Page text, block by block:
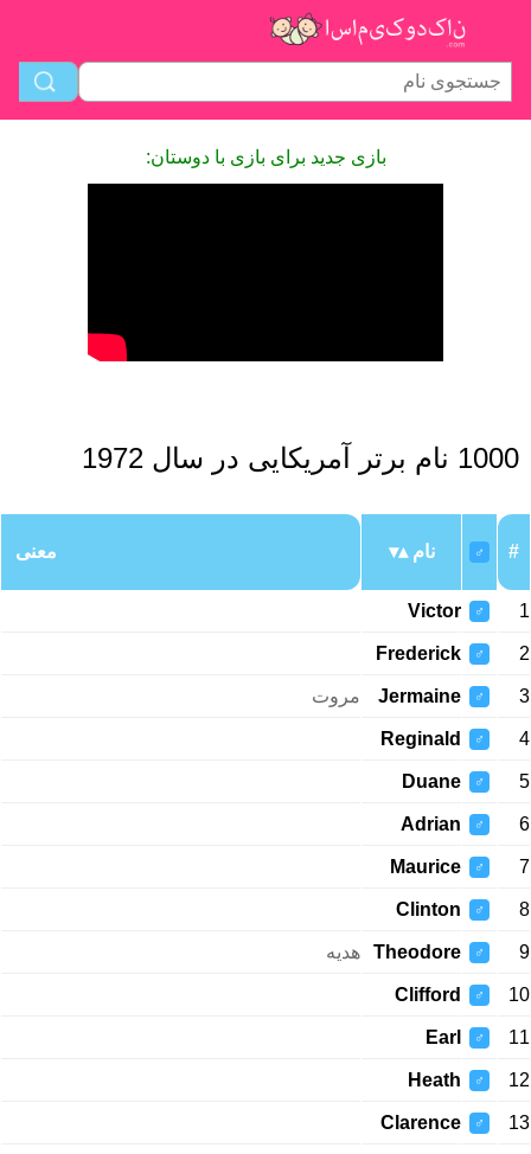
بازی جدید برای بازی با دوستان:
1000 نام برتر آمریکایی در سال 1972
#
♂ نام معنی
1
♂
Victor
2
♂
Frederick
3
♂
Jermaine مروت
4
♂
Reginald
5
♂
Duane
6
♂
Adrian
7
♂
Maurice
8
♂
Clinton
9
♂
Theodore هدیه
10
♂
Clifford
11
♂
Earl
12
♂
Heath
13
♂
Clarence